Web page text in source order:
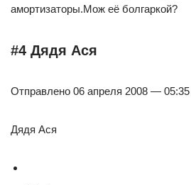
амортизаторы.Мож её болгаркой?
#4 Дядя Ася
Отправлено 06 апреля 2008 — 05:35
Дядя Ася